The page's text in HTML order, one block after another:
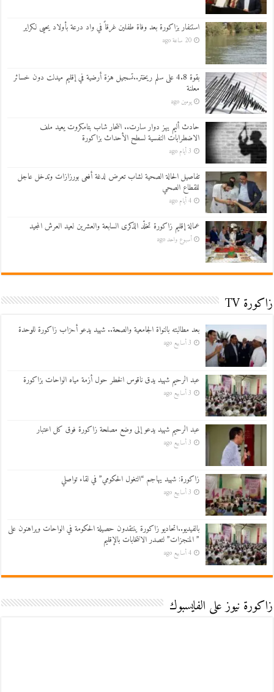
استنفار بزاكورة بعد وفاة طفلين غرقاً في واد درعة بأولاد يحيى لكراير
20 ساعة ago
بقوة 4.8 على سلم ريختر..تسجيل هزة أرضية في إقليم ميدلت دون خسائر
معلنة
يومين ago
حادث أليم يهز دوار سارت.. انتحار شاب بتامكروت يعيد ملف
الاضطرابات النفسية لسطح الأحداث بزاكورة
3 أيام ago
تفاصيل الحالة الصحية لشاب تعرض لدغة أفعى بورزازات وتدخل عاجل
للقطاع الصحي
4 أيام ago
عمالة إقليم زاكورة تخلّد الذكرى السابعة والعشرين لعيد العرش المجيد
أسبوع واحد ago
زاكورة TV
بعد مطالبته بالنواة الجامعية والصحة.. شهيد يدعو أحزاب زاكورة للوحدة
3 أسابيع ago
عبد الرحيم شهيد يدق ناقوس الخطر حول أزمة مياه الواحات بزاكورة
3 أسابيع ago
عبد الرحيم شهيد يدعو إلى وضع مصلحة زاكورة فوق كل اعتبار
3 أسابيع ago
زاكورة: شهيد يهاجم “التغول الحكومي” في لقاء تواصلي
3 أسابيع ago
بالفيديو..اتحاديو زاكورة ينتقدون حصيلة الحكومة في الواحات ويراهنون على
” المنجزات” لتصدر الانتخابات بالإقليم
4 أسابيع ago
زاكورة نيوز على الفايسبوك